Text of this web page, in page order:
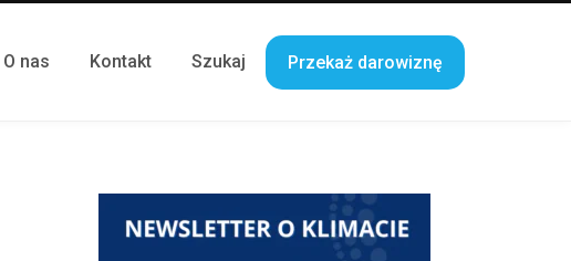
O nas Kontakt Szukaj Przekaż darowiznę